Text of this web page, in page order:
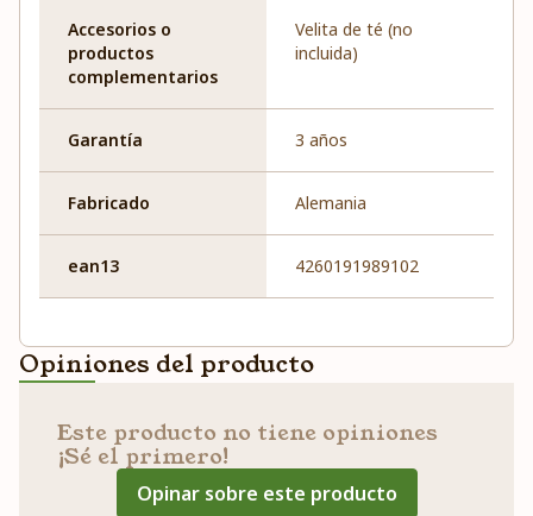
Accesorios o
productos
complementarios
Velita de té (no
incluida)
Garantía 3 años
Fabricado Alemania
ean13 4260191989102
Opiniones del producto
Este producto no tiene opiniones
¡Sé el primero!
Opinar sobre este producto